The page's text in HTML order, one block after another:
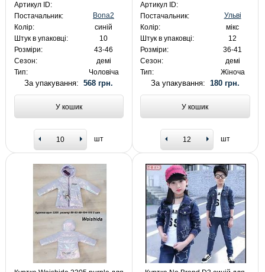
Артикул ID:
Постачальник:
Bona2
Колір:
синій
Штук в упаковці:
10
Розміри:
43-46
Сезон:
демі
Тип:
Чоловіча
За упакування:568 грн.
У кошик
шт
Артикул ID:
Постачальник:
Ульві
Колір:
мікс
Штук в упаковці:
12
Розміри:
36-41
Сезон:
демі
Тип:
Жіноча
За упакування: 180 грн.
У кошик
шт